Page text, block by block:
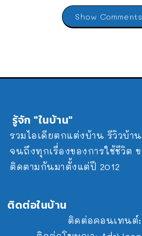
Show Comments
รู้จัก "ในบ้าน"
รวมไอเดียตกแต่งบ้าน รีวิวบ้า
จนถึงทุกเรื่องของการใช้ชีวิ
ติดตามกันมาตั้งแต่ปี 2012
ติดต่อในบ้าน
ติดต่อคอนเทนต์: